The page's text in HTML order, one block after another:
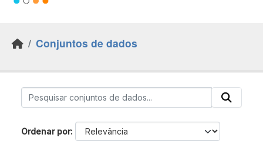
Conjuntos de dados
Ordenar por